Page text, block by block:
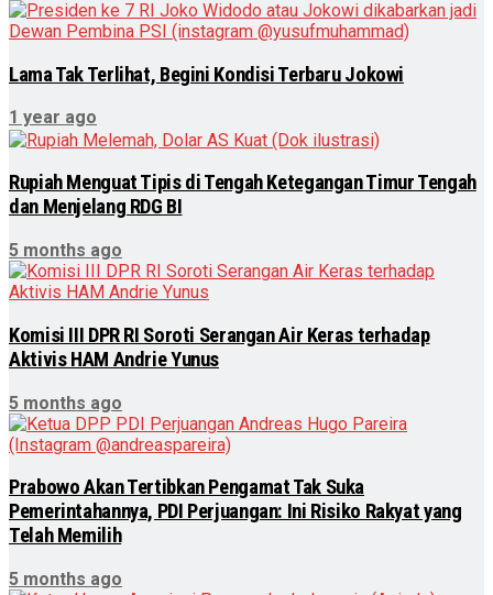
Lama Tak Terlihat, Begini Kondisi Terbaru Jokowi
1 year ago
Rupiah Menguat Tipis di Tengah Ketegangan Timur Tengah
dan Menjelang RDG BI
5 months ago
Komisi III DPR RI Soroti Serangan Air Keras terhadap
Aktivis HAM Andrie Yunus
5 months ago
Prabowo Akan Tertibkan Pengamat Tak Suka
Pemerintahannya, PDI Perjuangan: Ini Risiko Rakyat yang
Telah Memilih
5 months ago